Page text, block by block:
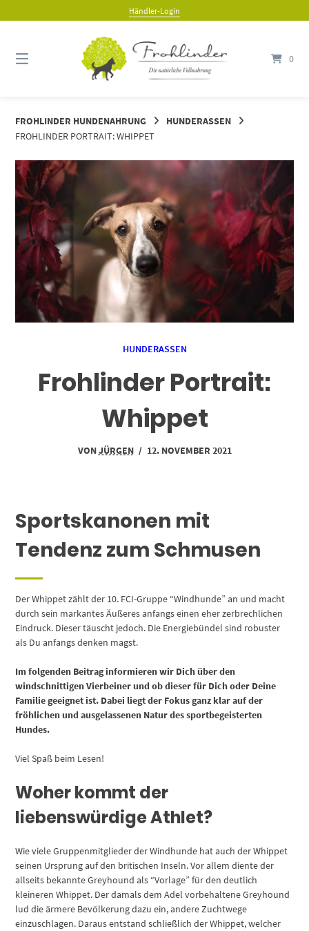
zum
Händler-Login
0
FROHLINDER HUNDENAHRUNG
HUNDERASSEN
FROHLINDER PORTRAIT: WHIPPET
HUNDERASSEN
Frohlinder Portrait:
Whippet
VONJÜRGEN / 12. NOVEMBER 2021
Sportskanonen mit
Tendenz zum Schmusen
Der Whippet zählt der 10. FCI-Gruppe “Windhunde” an und macht
durch sein markantes Äußeres anfangs einen eher zerbrechlichen
Eindruck. Dieser täuscht jedoch. Die Energiebündel sind robuster
als Du anfangs denken magst.
Im folgenden Beitrag informieren wir Dich über den
windschnittigen Vierbeiner und ob dieser für Dich oder Deine
Familie geeignet ist. Dabei liegt der Fokus ganz klar auf der
fröhlichen und ausgelassenen Natur des sportbegeisterten
Hundes.
Viel Spaß beim Lesen!
Woher kommt der
liebenswürdige Athlet?
Wie viele Gruppenmitglieder der Windhunde hat auch der Whippet
seinen Ursprung auf den britischen Inseln. Vor allem diente der
allseits bekannte Greyhound als “Vorlage” für den deutlich
kleineren Whippet. Der damals dem Adel vorbehaltene Greyhound
lud die ärmere Bevölkerung dazu ein, andere Zuchtwege
einzuschlagen. Daraus entstand schließlich der Whippet, welcher